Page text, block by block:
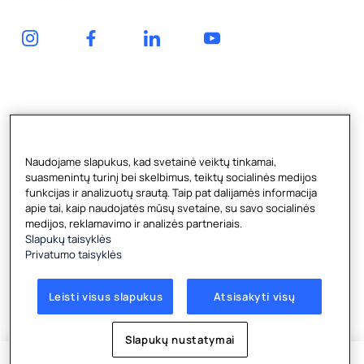
tiekimas
buteliuose
Kliento
erdvė
Copyright © 2026 Culligan Lithuania UAB
Zietelos g. 3, LT-03160, Vilnius, Lietuvos Respublika
Sąlygos
Privatumo taisyklės Slapukų taisyklės
Slapukų nustatymai
Naudojame slapukus, kad svetainė veiktų tinkamai,
suasmenintų turinį bei skelbimus, teiktų socialinės medijos
funkcijas ir analizuotų srautą. Taip pat dalijamės informacija
apie tai, kaip naudojatės mūsų svetaine, su savo socialinės
medijos, reklamavimo ir analizės partneriais.
Slapukų taisyklės
Privatumo taisyklės
Leisti visus slapukus Atsisakyti visų
Slapukų nustatymai